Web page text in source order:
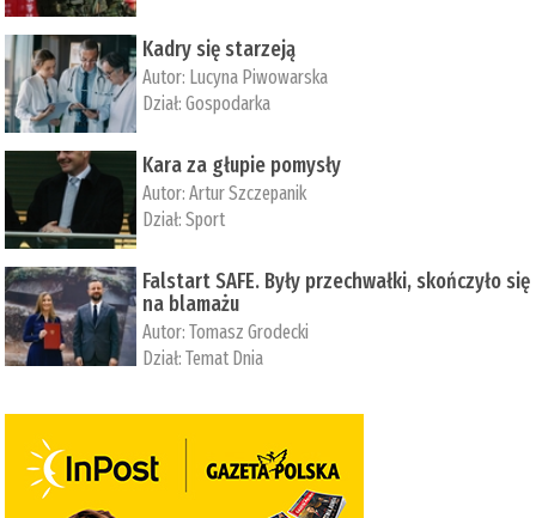
Kadry się starzeją
Autor: Lucyna Piwowarska
Dział:Gospodarka
Kara za głupie pomysły
Autor:Artur Szczepanik
Dział:Sport
Falstart SAFE. Były przechwałki, skończyło się
na blamażu
Autor:Tomasz Grodecki
Dział:Temat Dnia